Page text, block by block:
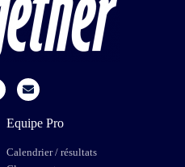
Equipe Pro
Calendrier / résultats